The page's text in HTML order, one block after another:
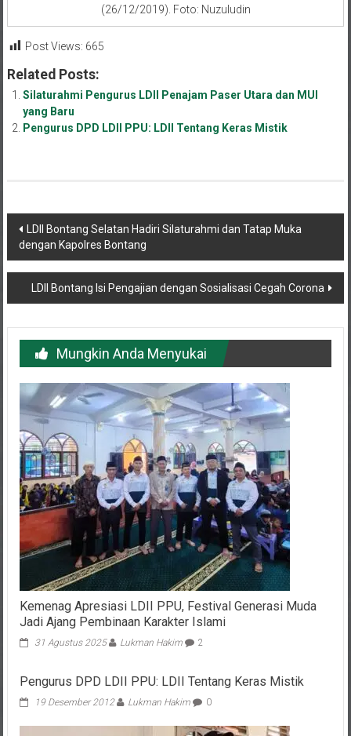
(26/12/2019). Foto: Nuzuludin
Post Views: 665
Related Posts:
Silaturahmi Pengurus LDII Penajam Paser Utara dan MUI
yang Baru
Pengurus DPD LDII PPU: LDII Tentang Keras Mistik
Navigasi
pos
LDII Bontang Selatan Hadiri Silaturahmi dan Tatap Muka
dengan Kapolres Bontang
LDII Bontang Isi Pengajian dengan Sosialisasi Cegah Corona
Mungkin Anda Menyukai
Kemenag Apresiasi LDII PPU, Festival Generasi Muda
Jadi Ajang Pembinaan Karakter Islami
31 Agustus 2025 Lukman Hakim 2
Pengurus DPD LDII PPU: LDII Tentang Keras Mistik
19 Desember 2012 Lukman Hakim 0